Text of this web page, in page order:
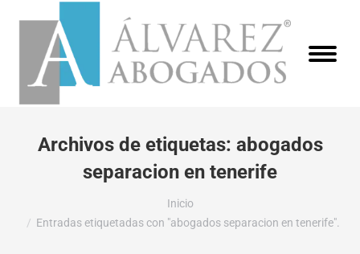
Archivos de etiquetas: abogados
separacion en tenerife
Inicio
Entradas etiquetadas con "abogados separacion en tenerife".